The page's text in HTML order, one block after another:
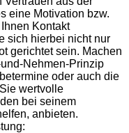
eine Motivation bzw.
Kontakt
sich hierbei nicht nur
gerichtet sein. Machen
Nehmen-Prinzip
oder auch die
wertvolle
bei seinem
anbieten.